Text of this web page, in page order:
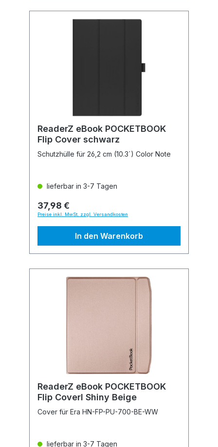
ReaderZ eBook POCKETBOOK
Flip Cover schwarz
Schutzhülle für 26,2 cm (10.3´) Color Note
lieferbar in 3-7 Tagen
37,98 €
Preise inkl. MwSt. zzgl. Versandkosten
In den Warenkorb
ReaderZ eBook POCKETBOOK
Flip Coverl Shiny Beige
Cover für Era HN-FP-PU-700-BE-WW
lieferbar in 3-7 Tagen